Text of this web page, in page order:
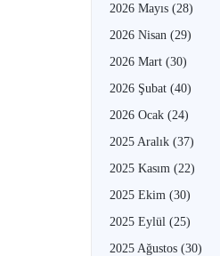
2026 Mayıs (28)
2026 Nisan (29)
2026 Mart (30)
2026 Şubat (40)
2026 Ocak (24)
2025 Aralık (37)
2025 Kasım (22)
2025 Ekim (30)
2025 Eylül (25)
2025 Ağustos (30)